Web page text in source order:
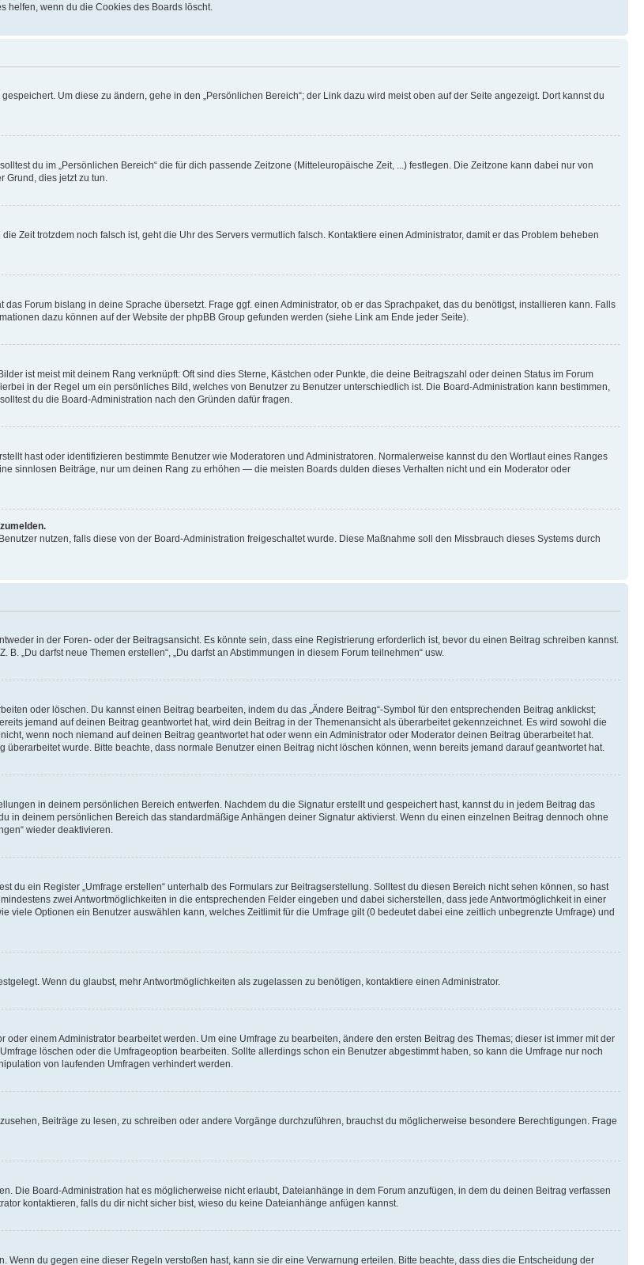
helfen, wenn du die Cookies des Boards löscht.
Um diese zu ändern, gehe in den „Persönlichen Bereich“; der Link dazu wird meist oben auf der Seite angezeigt. Dort kannst du
du im „Persönlichen Bereich“ die für dich passende Zeitzone (Mitteleuropäische Zeit, ...) festlegen. Die Zeitzone kann dabei nur von
Grund, dies jetzt zu tun.
Zeit trotzdem noch falsch ist, geht die Uhr des Servers vermutlich falsch. Kontaktiere einen Administrator, damit er das Problem beheben
Forum bislang in deine Sprache übersetzt. Frage ggf. einen Administrator, ob er das Sprachpaket, das du benötigst, installieren kann. Falls
dazu können auf der Website der phpBB Group gefunden werden (siehe Link am Ende jeder Seite).
ist meist mit deinem Rang verknüpft: Oft sind dies Sterne, Kästchen oder Punkte, die deine Beitragszahl oder deinen Status im Forum
in der Regel um ein persönliches Bild, welches von Benutzer zu Benutzer unterschiedlich ist. Die Board-Administration kann bestimmen,
du die Board-Administration nach den Gründen dafür fragen.
hast oder identifizieren bestimmte Benutzer wie Moderatoren und Administratoren. Normalerweise kannst du den Wortlaut eines Ranges
sinnlosen Beiträge, nur um deinen Rang zu erhöhen — die meisten Boards dulden dieses Verhalten nicht und ein Moderator oder
nutzen, falls diese von der Board-Administration freigeschaltet wurde. Diese Maßnahme soll den Missbrauch dieses Systems durch
in der Foren- oder der Beitragsansicht. Es könnte sein, dass eine Registrierung erforderlich ist, bevor du einen Beitrag schreiben kannst.
„Du darfst neue Themen erstellen“, „Du darfst an Abstimmungen in diesem Forum teilnehmen“ usw.
oder löschen. Du kannst einen Beitrag bearbeiten, indem du das „Ändere Beitrag“-Symbol für den entsprechenden Beitrag anklickst;
jemand auf deinen Beitrag geantwortet hat, wird dein Beitrag in der Themenansicht als überarbeitet gekennzeichnet. Es wird sowohl die
wenn noch niemand auf deinen Beitrag geantwortet hat oder wenn ein Administrator oder Moderator deinen Beitrag überarbeitet hat.
wurde. Bitte beachte, dass normale Benutzer einen Beitrag nicht löschen können, wenn bereits jemand darauf geantwortet hat.
in deinem persönlichen Bereich entwerfen. Nachdem du die Signatur erstellt und gespeichert hast, kannst du in jedem Beitrag das
in deinem persönlichen Bereich das standardmäßige Anhängen deiner Signatur aktivierst. Wenn du einen einzelnen Beitrag dennoch ohne
wieder deaktivieren.
du ein Register „Umfrage erstellen“ unterhalb des Formulars zur Beitragserstellung. Solltest du diesen Bereich nicht sehen können, so hast
zwei Antwortmöglichkeiten in die entsprechenden Felder eingeben und dabei sicherstellen, dass jede Antwortmöglichkeit in einer
viele Optionen ein Benutzer auswählen kann, welches Zeitlimit für die Umfrage gilt (0 bedeutet dabei eine zeitlich unbegrenzte Umfrage) und
Wenn du glaubst, mehr Antwortmöglichkeiten als zugelassen zu benötigen, kontaktiere einen Administrator.
einem Administrator bearbeitet werden. Um eine Umfrage zu bearbeiten, ändere den ersten Beitrag des Themas; dieser ist immer mit der
löschen oder die Umfrageoption bearbeiten. Sollte allerdings schon ein Benutzer abgestimmt haben, so kann die Umfrage nur noch
von laufenden Umfragen verhindert werden.
Beiträge zu lesen, zu schreiben oder andere Vorgänge durchzuführen, brauchst du möglicherweise besondere Berechtigungen. Frage
Die Board-Administration hat es möglicherweise nicht erlaubt, Dateianhänge in dem Forum anzufügen, in dem du deinen Beitrag verfassen
kontaktieren, falls du dir nicht sicher bist, wieso du keine Dateianhänge anfügen kannst.
Wenn du gegen eine dieser Regeln verstoßen hast, kann sie dir eine Verwarnung erteilen. Bitte beachte, dass dies die Entscheidung der